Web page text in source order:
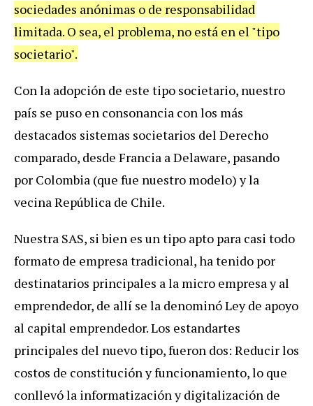
sociedades anónimas o de responsabilidad
limitada. O sea, el problema, no está en el "tipo
societario".
Con la adopción de este tipo societario, nuestro
país se puso en consonancia con los más
destacados sistemas societarios del Derecho
comparado, desde Francia a Delaware, pasando
por Colombia (que fue nuestro modelo) y la
vecina República de Chile.
Nuestra SAS, si bien es un tipo apto para casi todo
formato de empresa tradicional, ha tenido por
destinatarios principales a la micro empresa y al
emprendedor, de allí se la denominó Ley de apoyo
al capital emprendedor. Los estandartes
principales del nuevo tipo, fueron dos: Reducir los
costos de constitución y funcionamiento, lo que
conllevó la informatización y digitalización de